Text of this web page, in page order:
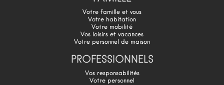
Votre famille et vous
Votre habitation
Votre mobilité
Vos loisirs et vacances
Votre personnel de maison
PROFESSIONNELS
Vos responsabilités
Votre personnel